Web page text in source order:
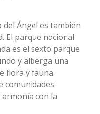
del Ángel es también
El parque nacional
es el sexto parque
y alberga una
flora y fauna.
comunidades
con la